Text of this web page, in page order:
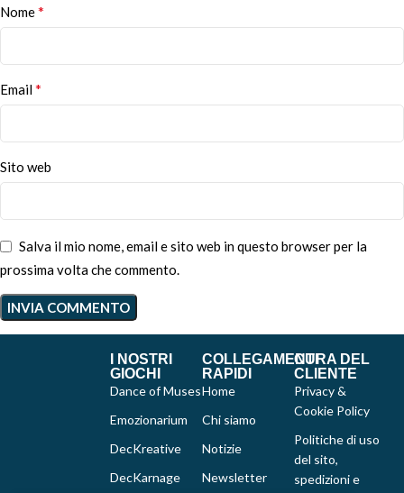
Nome*
Email*
Sito web
Salva il mio nome, email e sito web in questo browser per la
prossima volta che commento.
I NOSTRI
GIOCHI
Dance of Muses
Emozionarium
DecKreative
DecKarnage
COLLEGAMENTI
RAPIDI
Home
Chi siamo
Notizie
Newsletter
CURA DEL
CLIENTE
Privacy &
Cookie Policy
Politiche di uso
del sito,
spedizioni e